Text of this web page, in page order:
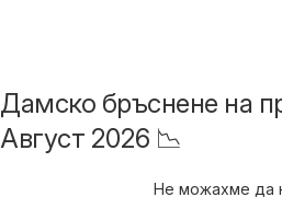
Дамско бръснене на
Август 2026 📉
Не можахме да